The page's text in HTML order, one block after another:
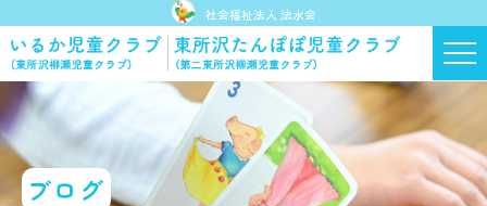
社会福祉法人 法水会
ブログ